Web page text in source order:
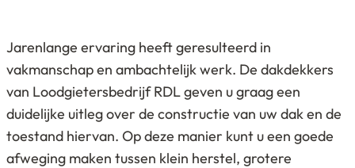
Jarenlange ervaring heeft geresulteerd in
vakmanschap en ambachtelijk werk. De dakdekkers
van Loodgietersbedrijf RDL geven u graag een
duidelijke uitleg over de constructie van uw dak en de
toestand hiervan. Op deze manier kunt u een goede
afweging maken tussen klein herstel, grotere